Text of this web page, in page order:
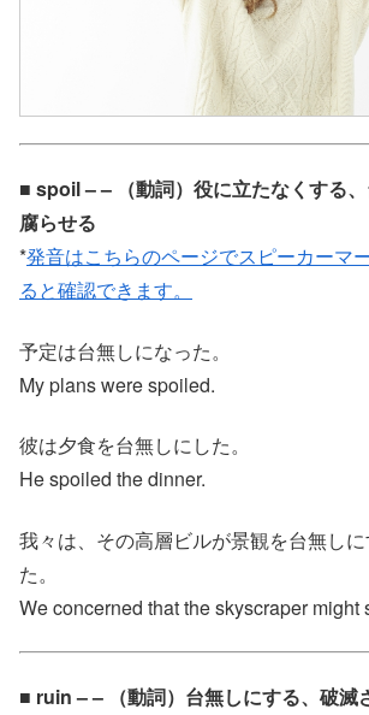
■ spoil – – （動詞）役に立たなくする、
腐らせる
*発音はこちらのページでスピーカーマ
ると確認できます。
予定は台無しになった。
My plans were spoiled.
彼は夕食を台無しにした。
He spoiled the dinner.
我々は、その高層ビルが景観を台無し
た。
We concerned that the skyscraper might
■ ruin – – （動詞）台無しにする、破滅